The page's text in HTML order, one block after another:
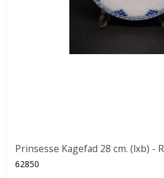
Prinsesse Kagefad 28 cm. (lxb) -
62850